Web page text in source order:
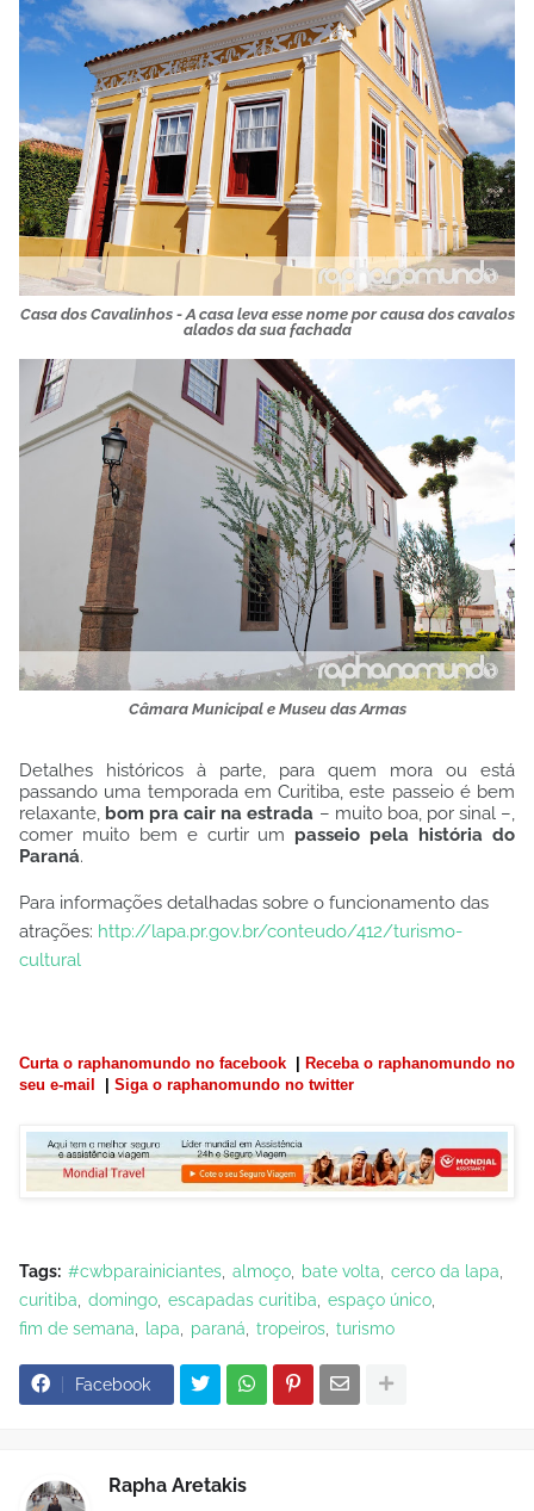
Casa dos Cavalinhos - A casa leva esse nome por causa dos cavalos
alados da sua fachada
Câmara Municipal e Museu das Armas
Detalhes históricos à parte, para quem mora ou está
passando uma temporada em Curitiba, este passeio é bem
relaxante, bom pra cair na estrada – muito boa, por sinal –,
comer muito bem e curtir um passeio pela história do
Paraná.
Para informações detalhadas sobre o funcionamento das
atrações: http://lapa.pr.gov.br/conteudo/412/turismo-
cultural
Curta o raphanomundo no facebook
Receba o raphanomundo no
seu e-mail
Siga o raphanomundo no twitter
Tags: #cwbparainiciantes almoço bate volta
cerco da lapa
curitiba
domingo escapadas curitiba
espaço único
fim de semana
lapa paraná tropeiros turismo
Facebook
Rapha Aretakis